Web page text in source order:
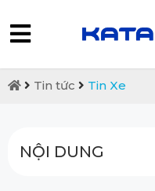
Tin tức Tin Xe
NỘI DUNG